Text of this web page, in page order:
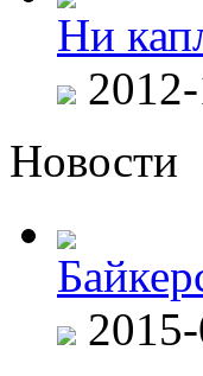
Ни
Новости